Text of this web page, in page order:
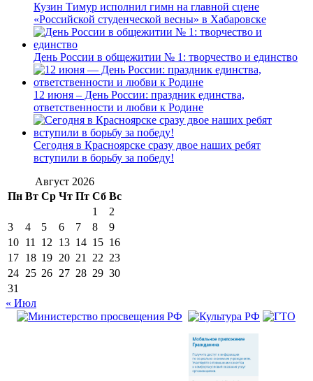
Кузин Тимур исполнил гимн на главной сцене
«Российской студенческой весны» в Хабаровске
День России в общежитии № 1: творчество и единство
12 июня – День России: праздник единства,
ответственности и любви к Родине
Сегодня в Красноярске сразу двое наших ребят
вступили в борьбу за победу!
Август 2026
Пн Вт Ср Чт Пт Сб Вс
1
2
3
4 5 6 7 8
9
10 11 12 13 14 15 16
17 18 19 20 21 22 23
24 25 26 27 28 29 30
31
« Июл